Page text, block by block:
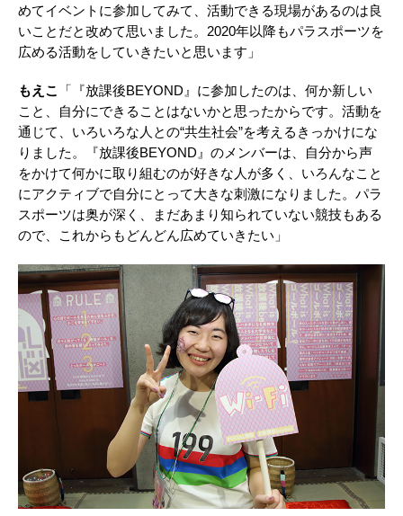
めてイベントに参加してみて、活動できる現場があるのは良
いことだと改めて思いました。2020年以降もパラスポーツを
広める活動をしていきたいと思います」
もえこ
「『放課後BEYOND』に参加したのは、何か新しい
こと、⾃分にできることはないかと思ったからです。活動を
通じて、いろいろな⼈との“共⽣社会”を考えるきっかけにな
りました。『放課後BEYOND』のメンバーは、⾃分から声
をかけて何かに取り組むのが好きな⼈が多く、いろんなこと
にアクティブで自分にとって大きな刺激になりました。パラ
スポーツは奥が深く、まだあまり知られていない競技もある
ので、これからもどんどん広めていきたい」